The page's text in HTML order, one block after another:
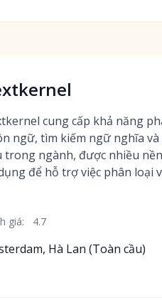
cung cấp khả năng
ngữ, tìm kiếm ngữ nghĩa
trong ngành, được nhiều
để hỗ trợ việc phân loại
giá: 4.7
Hà Lan (Toàn cầu)